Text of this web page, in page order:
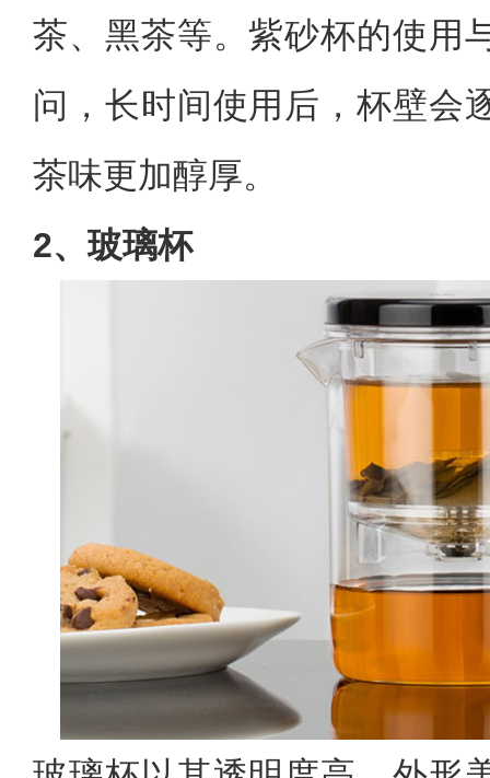
茶、黑茶等。紫砂杯的使用
问，长时间使用后，杯壁会
茶味更加醇厚。
2、玻璃杯